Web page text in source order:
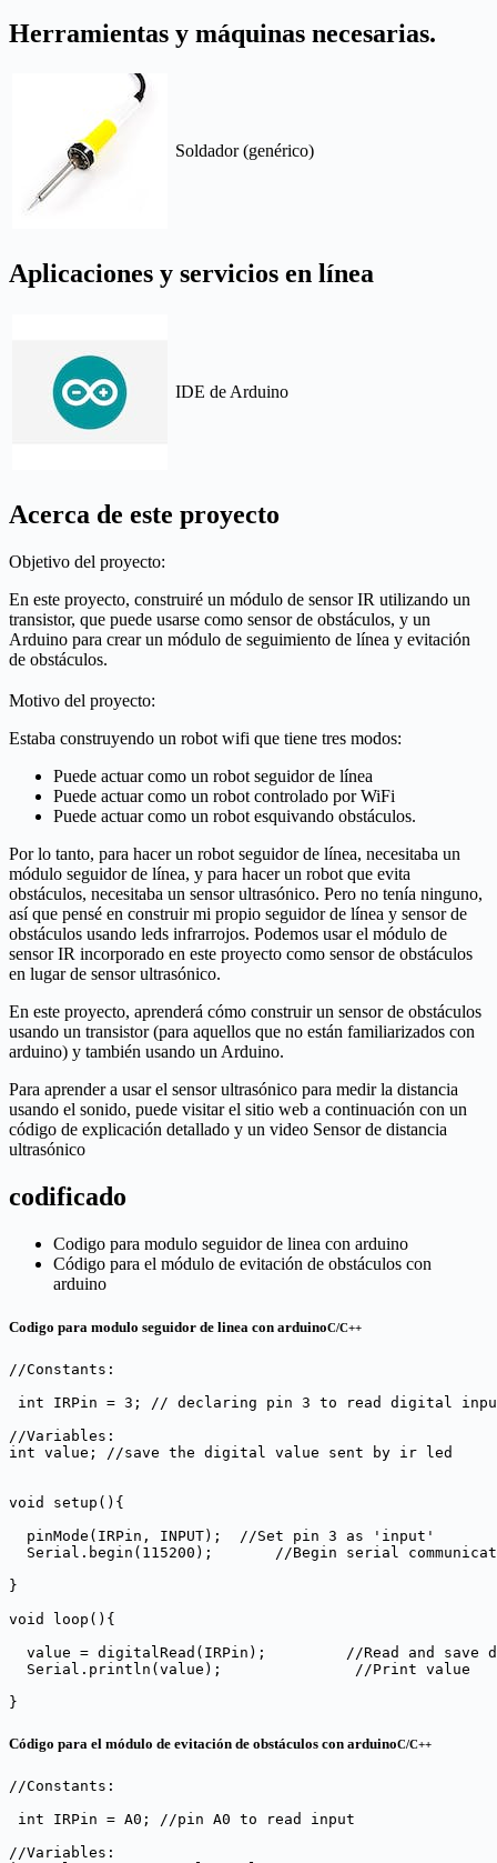
Herramientas y máquinas necesarias.
Soldador (genérico)
Aplicaciones y servicios en línea
IDE de Arduino
Acerca de este proyecto
Objetivo del proyecto:
En este proyecto, construiré un módulo de sensor IR utilizando un
transistor, que puede usarse como sensor de obstáculos, y un
Arduino para crear un módulo de seguimiento de línea y evitación
de obstáculos.
Motivo del proyecto:
Estaba construyendo un robot wifi que tiene tres modos:
Puede actuar como un robot seguidor de línea
Puede actuar como un robot controlado por WiFi
Puede actuar como un robot esquivando obstáculos.
Por lo tanto, para hacer un robot seguidor de línea, necesitaba un
módulo seguidor de línea, y para hacer un robot que evita
obstáculos, necesitaba un sensor ultrasónico. Pero no tenía ninguno,
así que pensé en construir mi propio seguidor de línea y sensor de
obstáculos usando leds infrarrojos. Podemos usar el módulo de
sensor IR incorporado en este proyecto como sensor de obstáculos
en lugar de sensor ultrasónico.
En este proyecto, aprenderá cómo construir un sensor de obstáculos
usando un transistor (para aquellos que no están familiarizados con
arduino) y también usando un Arduino.
Para aprender a usar el sensor ultrasónico para medir la distancia
usando el sonido, puede visitar el sitio web a continuación con un
código de explicación detallado y un video Sensor de distancia
ultrasónico
codificado
Codigo para modulo seguidor de linea con arduino
Código para el módulo de evitación de obstáculos con
arduino
Codigo para modulo seguidor de linea con arduinoC/C++
//Constants:
int
IRPin = 3 ;
// declaring pin 3 to read digital
//Variables:
int value ; //save the digital value sent by ir led
void setup (){
pinMode ( IRPin , INPUT);
//Set pin 3 as 'input'
Serial . begin ( 115200 );
//Begin serial
}
void
loop (){
value = digitalRead ( IRPin );
//Read and
Serial . println ( value );
//Print value
}
Código para el módulo de evitación de obstáculos con arduinoC/C++
//Constants:
int
IRPin = A0 ;
//pin A0 to read input
//Variables: